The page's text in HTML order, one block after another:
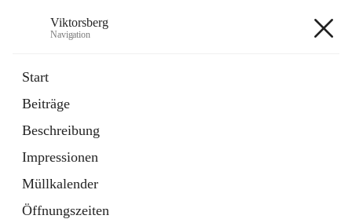
Viktorsberg
Navigation
Start
Beiträge
Beschreibung
Impressionen
Müllkalender
Öffnungszeiten
1 Schnellzugriff
Bürgerservice
10 Schnellzugriffe